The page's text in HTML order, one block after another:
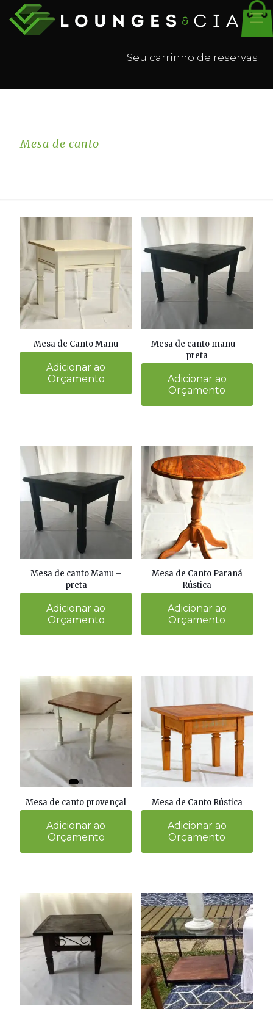
Seu carrinho de reservas
Mesa de canto
Mesa de Canto Manu
Adicionar ao
Orçamento
Mesa de canto manu –
preta
Adicionar ao
Orçamento
Mesa de canto Manu –
preta
Adicionar ao
Orçamento
Mesa de Canto Paraná
Rústica
Adicionar ao
Orçamento
Mesa de canto provençal
Adicionar ao
Orçamento
Mesa de Canto Rústica
Adicionar ao
Orçamento